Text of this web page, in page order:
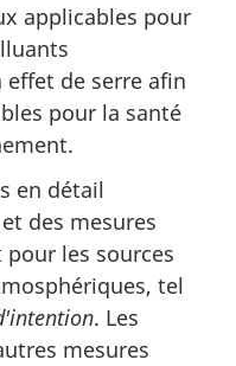
applicables pour
effet de serre afin
pour la santé
en détail
des mesures
les sources
tel
. Les
mesures